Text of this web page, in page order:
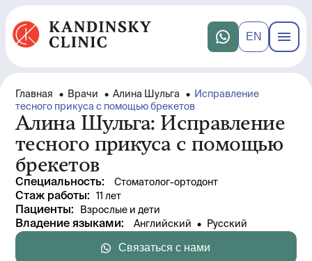
EN
Главная • Врачи • Алина Шульга • Исправление
тесного прикуса с помощью брекетов
Алина Шульга: Исправление
тесного прикуса с помощью
брекетов
Специальность: Стоматолог-ортодонт
Стаж работы: 11 лет
Пациенты: Взрослые и дети
Владение языками: Английский • Русский
Связаться с нами